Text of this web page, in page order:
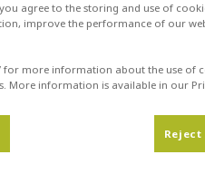
you agree to the storing and use of
improve the performance of our
for more information about the use
More information is available in our